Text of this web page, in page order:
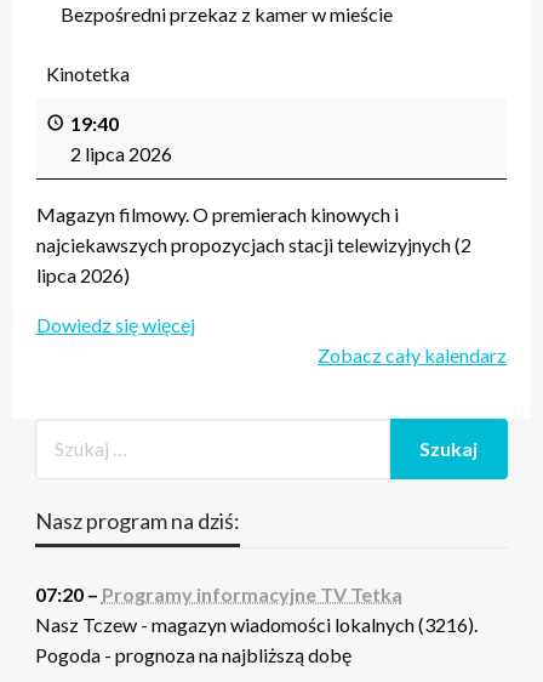
Bezpośredni przekaz z kamer w mieście
Kinotetka
19:40
2 lipca 2026
Magazyn filmowy. O premierach kinowych i
najciekawszych propozycjach stacji telewizyjnych (2
lipca 2026)
Dowiedz się więcej
Zobacz cały kalendarz
Nasz program na dziś:
07:20 – Programy informacyjne TV Tetka
Nasz Tczew - magazyn wiadomości lokalnych (3216).
Pogoda - prognoza na najbliższą dobę